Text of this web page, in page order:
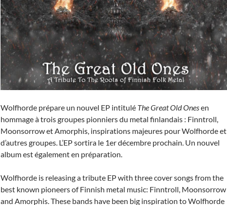
Wolfhorde prépare un nouvel EP intitulé The Great Old Onesen
hommage à trois groupes pionniers du metal finlandais : Finntroll,
Moonsorrow et Amorphis, inspirations majeures pour Wolfhorde et
d’autres groupes. L’EP sortira le 1er décembre prochain. Un nouvel
album est également en préparation.
Wolfhorde is releasing a tribute EP with three cover songs from the
best known pioneers of Finnish metal music: Finntroll, Moonsorrow
and Amorphis. These bands have been big inspiration to Wolfhorde